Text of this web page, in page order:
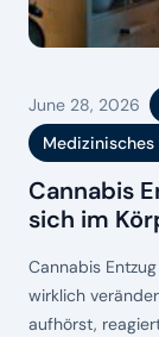
June 28, 2026
Cannabis
sich im
Cannabis
wirklich
aufhörst,